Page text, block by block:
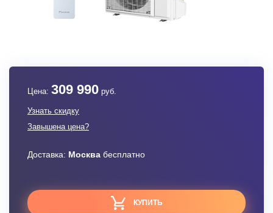
Цена: 309 990 руб.
Узнать скидку
Завышена цена?
Доставка: Москва бесплатно
КУПИТЬ